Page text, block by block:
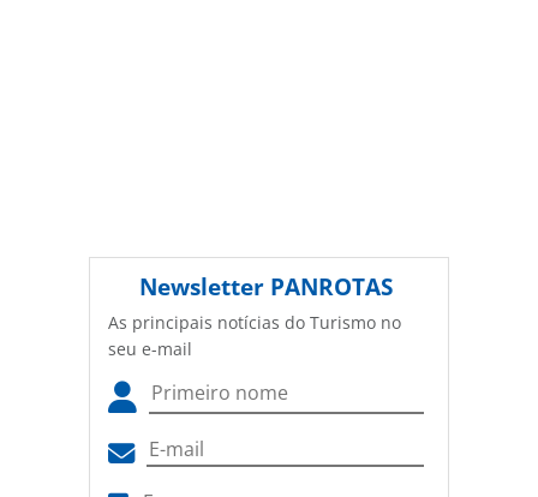
Newsletter PANROTAS
As principais notícias do Turismo no
seu e-mail